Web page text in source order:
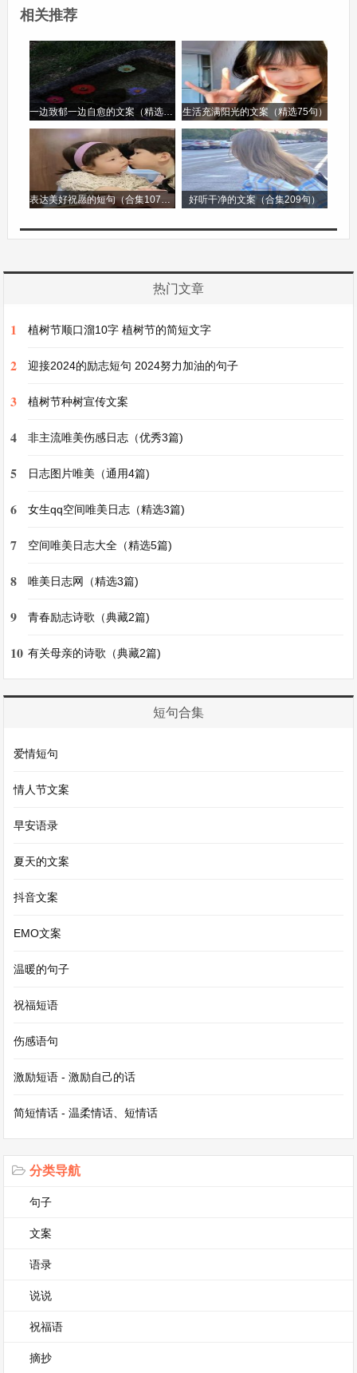
的阻拦，像白骨精的三次变化，红孩儿的三昧真火
等。高潮部分则是师徒几人面临重重磨难时的挣扎
与坚持。结局便是成功取得真经。
写梗概还要把握好详略得当。对于那些关键的情节
和人物关系，要简洁明了地表述出来。如果是一篇
文章的梗概，要提炼出中心思想，将围绕中心展开
的主要事件概括清楚。例如一篇描写友情的文章，
主要事件进行概括。不能过于详细，要把篇幅控制
原作品的大致轮廓。这样的梗概能够让读者快速了
【梗概作文400字左右（通用2篇)】相关文章
我想对您说五年级作文（通用4篇)
他一一了作文（精选3篇)
那一刻我长大了作文400字（优秀3篇)
相关推荐
一边致郁一边自愈的文案（精选96句） 生活充满阳光的文案（精选75句）
表达美好祝愿的短句（合集107句） 好听干净的文案（合集209句）
热门文章
1 植树节顺口溜10字 植树节的简短文字
2 迎接2024的励志短句 2024努力加油的句子
3 植树节种树宣传文案
4 非主流唯美伤感日志（优秀3篇)
5 日志图片唯美（通用4篇)
6 女生qq空间唯美日志（精选3篇)
7 空间唯美日志大全（精选5篇)
8 唯美日志网（精选3篇)
9 青春励志诗歌（典藏2篇)
10 有关母亲的诗歌（典藏2篇)
短句合集
爱情短句
情人节文案
早安语录
夏天的文案
抖音文案
EMO文案
温暖的句子
祝福短语
伤感语句
激励短语 - 激励自己的话
简短情话 - 温柔情话、短情话
分类导航
句子
文案
语录
说说
祝福语
摘抄